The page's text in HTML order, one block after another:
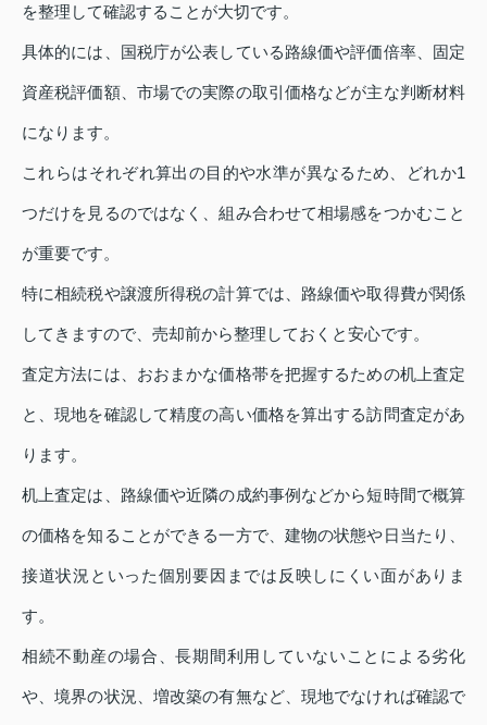
を整理して確認することが大切です。
具体的には、国税庁が公表している路線価や評価倍率、固定
資産税評価額、市場での実際の取引価格などが主な判断材料
になります。
これらはそれぞれ算出の目的や水準が異なるため、どれか1
つだけを見るのではなく、組み合わせて相場感をつかむこと
が重要です。
特に相続税や譲渡所得税の計算では、路線価や取得費が関係
してきますので、売却前から整理しておくと安心です。
査定方法には、おおまかな価格帯を把握するための机上査定
と、現地を確認して精度の高い価格を算出する訪問査定があ
ります。
机上査定は、路線価や近隣の成約事例などから短時間で概算
の価格を知ることができる一方で、建物の状態や日当たり、
接道状況といった個別要因までは反映しにくい面がありま
す。
相続不動産の場合、長期間利用していないことによる劣化
や、境界の状況、増改築の有無など、現地でなければ確認で